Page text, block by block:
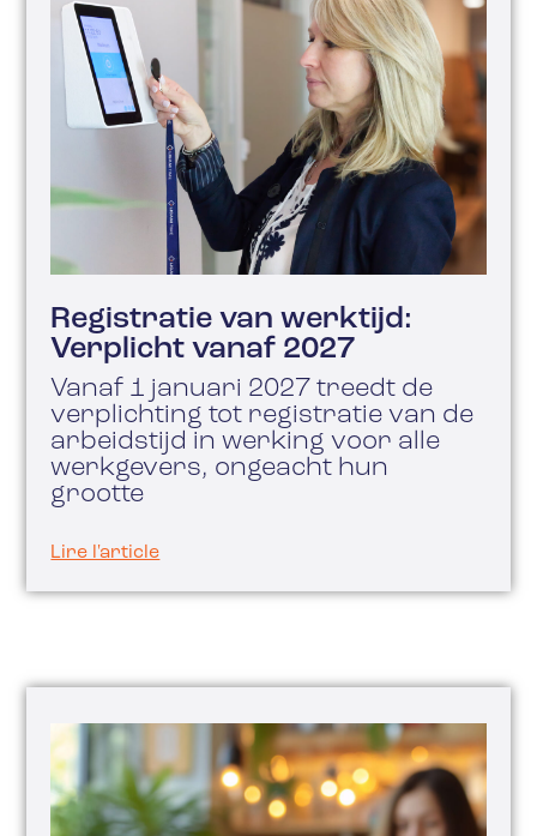
Registratie van werktijd:
Verplicht vanaf 2027
Vanaf 1 januari 2027 treedt de
verplichting tot registratie van de
arbeidstijd in werking voor alle
werkgevers, ongeacht hun
grootte
Lire l'article